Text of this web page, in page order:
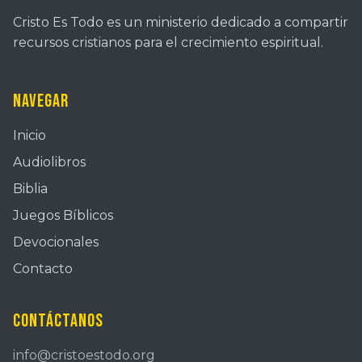
Cristo Es Todo es un ministerio dedicado a compartir
recursos cristianos para el crecimiento espiritual.
Navegar
Inicio
Audiolibros
Biblia
Juegos Bíblicos
Devocionales
Contacto
Contáctanos
info@cristoestodo.org